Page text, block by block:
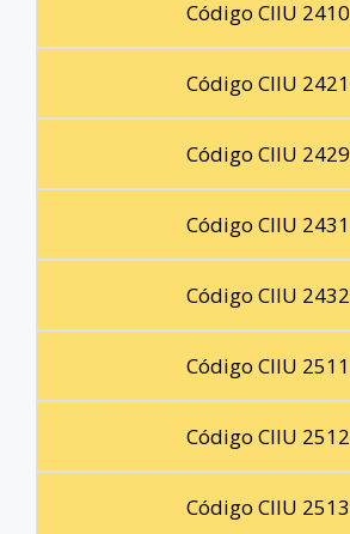
Código CIIU 2410
Código CIIU 2421
Código CIIU 2429
Código CIIU 2431
Código CIIU 2432
Código CIIU 2511
Código CIIU 2512
Código CIIU 2513